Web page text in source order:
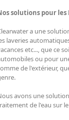
solutions pour les
a une
laveries
etc..., que ce
ou pour
de l'extérieur,
avons une
de l'eau sur